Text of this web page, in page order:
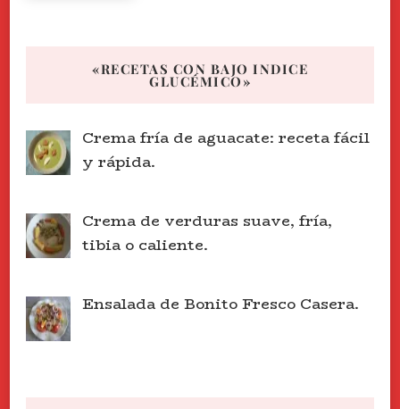
«RECETAS CON BAJO INDICE
GLUCÉMICO»
Crema fría de aguacate: receta fácil
y rápida.
Crema de verduras suave, fría,
tibia o caliente.
Ensalada de Bonito Fresco Casera.